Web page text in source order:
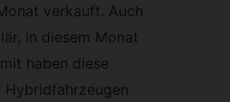
verkauft. Auch
in diesem Monat
haben diese